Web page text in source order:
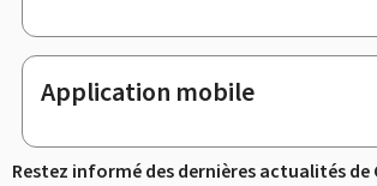
Application mobile
Restez informé des dernières actualités de